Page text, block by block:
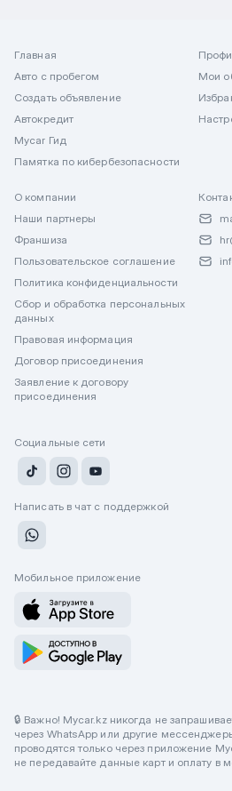
Главная
Авто с пробегом
Создать объявление
Автокредит
Mycar Гид
Памятка по кибербезопасности
Мои
О компании
Наши партнеры
Франшиза
Пользовательское соглашение
Политика конфиденциальности
Сбор и обработка персональных
данных
Правовая информация
Договор присоединения
Заявление к договору
присоединения
Социальные сети
Написать в чат с поддержкой
Мобильное приложение
🔒 Важно! Mycar.kz никогда не
через WhatsApp или другие
проводятся только через приложение
не передавайте данные карт и оплату в